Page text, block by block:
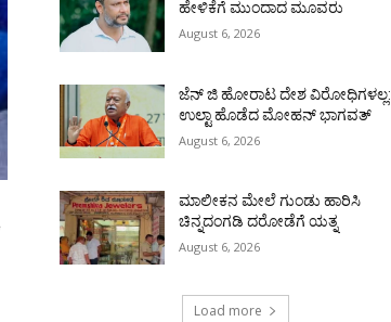
ಹೇಳಿಕೆಗೆ ಮುಂದಾದ ಮೂವರು
August 6, 2026
ಜೆನ್ ಜಿ ಹೋರಾಟ ದೇಶ ವಿರೋಧಿಗಳಲ್ಲ:
ಉಲ್ಟಾ ಹೊಡೆದ ಮೋಹನ್ ಭಾಗವತ್
August 6, 2026
ಮಾಲೀಕನ ಮೇಲೆ ಗುಂಡು ಹಾರಿಸಿ
ಚಿನ್ನದಂಗಡಿ ದರೋಡೆಗೆ ಯತ್ನ
August 6, 2026
Load more